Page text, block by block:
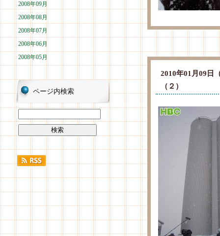
2008年09月
2008年08月
2008年07月
2008年06月
2008年05月
ページ内検索
2010年01月09
（２）